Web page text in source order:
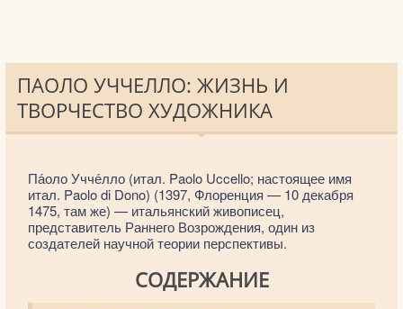
ПАОЛО УЧЧЕЛЛО: ЖИЗНЬ И
ТВОРЧЕСТВО ХУДОЖНИКА
Па́оло Учче́лло (итал. Paolo Uccello; настоящее имя
итал. Paolo di Dono) (1397, Флоренция — 10 декабря
1475, там же) — итальянский живописец,
представитель Раннего Возрождения, один из
создателей научной теории перспективы.
СОДЕРЖАНИЕ